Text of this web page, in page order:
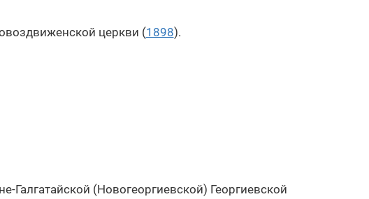
церкви (1898).
(Новогеоргиевской) Георгиевской